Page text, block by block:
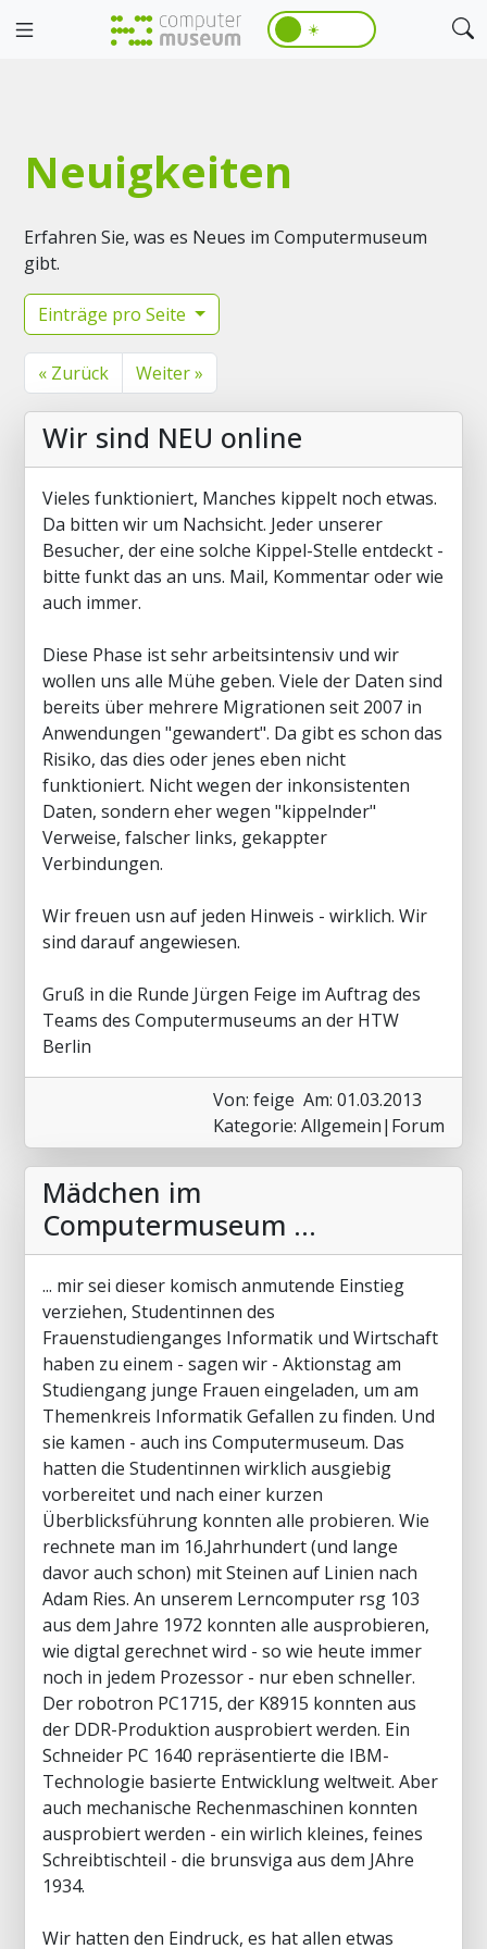
☀️
Neuigkeiten
Erfahren Sie, was es Neues im Computermuseum
gibt.
Einträge pro Seite
« Zurück Weiter »
Wir sind NEU online
Vieles funktioniert, Manches kippelt noch etwas.
Da bitten wir um Nachsicht. Jeder unserer
Besucher, der eine solche Kippel-Stelle entdeckt -
bitte funkt das an uns. Mail, Kommentar oder wie
auch immer.
Diese Phase ist sehr arbeitsintensiv und wir
wollen uns alle Mühe geben. Viele der Daten sind
bereits über mehrere Migrationen seit 2007 in
Anwendungen "gewandert". Da gibt es schon das
Risiko, das dies oder jenes eben nicht
funktioniert. Nicht wegen der inkonsistenten
Daten, sondern eher wegen "kippelnder"
Verweise, falscher links, gekappter
Verbindungen.
Wir freuen usn auf jeden Hinweis - wirklich. Wir
sind darauf angewiesen.
Gruß in die Runde Jürgen Feige im Auftrag des
Teams des Computermuseums an der HTW
Berlin
Von: feige Am: 01.03.2013
Kategorie: Allgemein|Forum
Mädchen im
Computermuseum ...
... mir sei dieser komisch anmutende Einstieg
verziehen, Studentinnen des
Frauenstudienganges Informatik und Wirtschaft
haben zu einem - sagen wir - Aktionstag am
Studiengang junge Frauen eingeladen, um am
Themenkreis Informatik Gefallen zu finden. Und
sie kamen - auch ins Computermuseum. Das
hatten die Studentinnen wirklich ausgiebig
vorbereitet und nach einer kurzen
Überblicksführung konnten alle probieren. Wie
rechnete man im 16.Jahrhundert (und lange
davor auch schon) mit Steinen auf Linien nach
Adam Ries. An unserem Lerncomputer rsg 103
aus dem Jahre 1972 konnten alle ausprobieren,
wie digtal gerechnet wird - so wie heute immer
noch in jedem Prozessor - nur eben schneller.
Der robotron PC1715, der K8915 konnten aus
der DDR-Produktion ausprobiert werden. Ein
Schneider PC 1640 repräsentierte die IBM-
Technologie basierte Entwicklung weltweit. Aber
auch mechanische Rechenmaschinen konnten
ausprobiert werden - ein wirlich kleines, feines
Schreibtischteil - die brunsviga aus dem JAhre
1934.
Wir hatten den Eindruck, es hat allen etwas